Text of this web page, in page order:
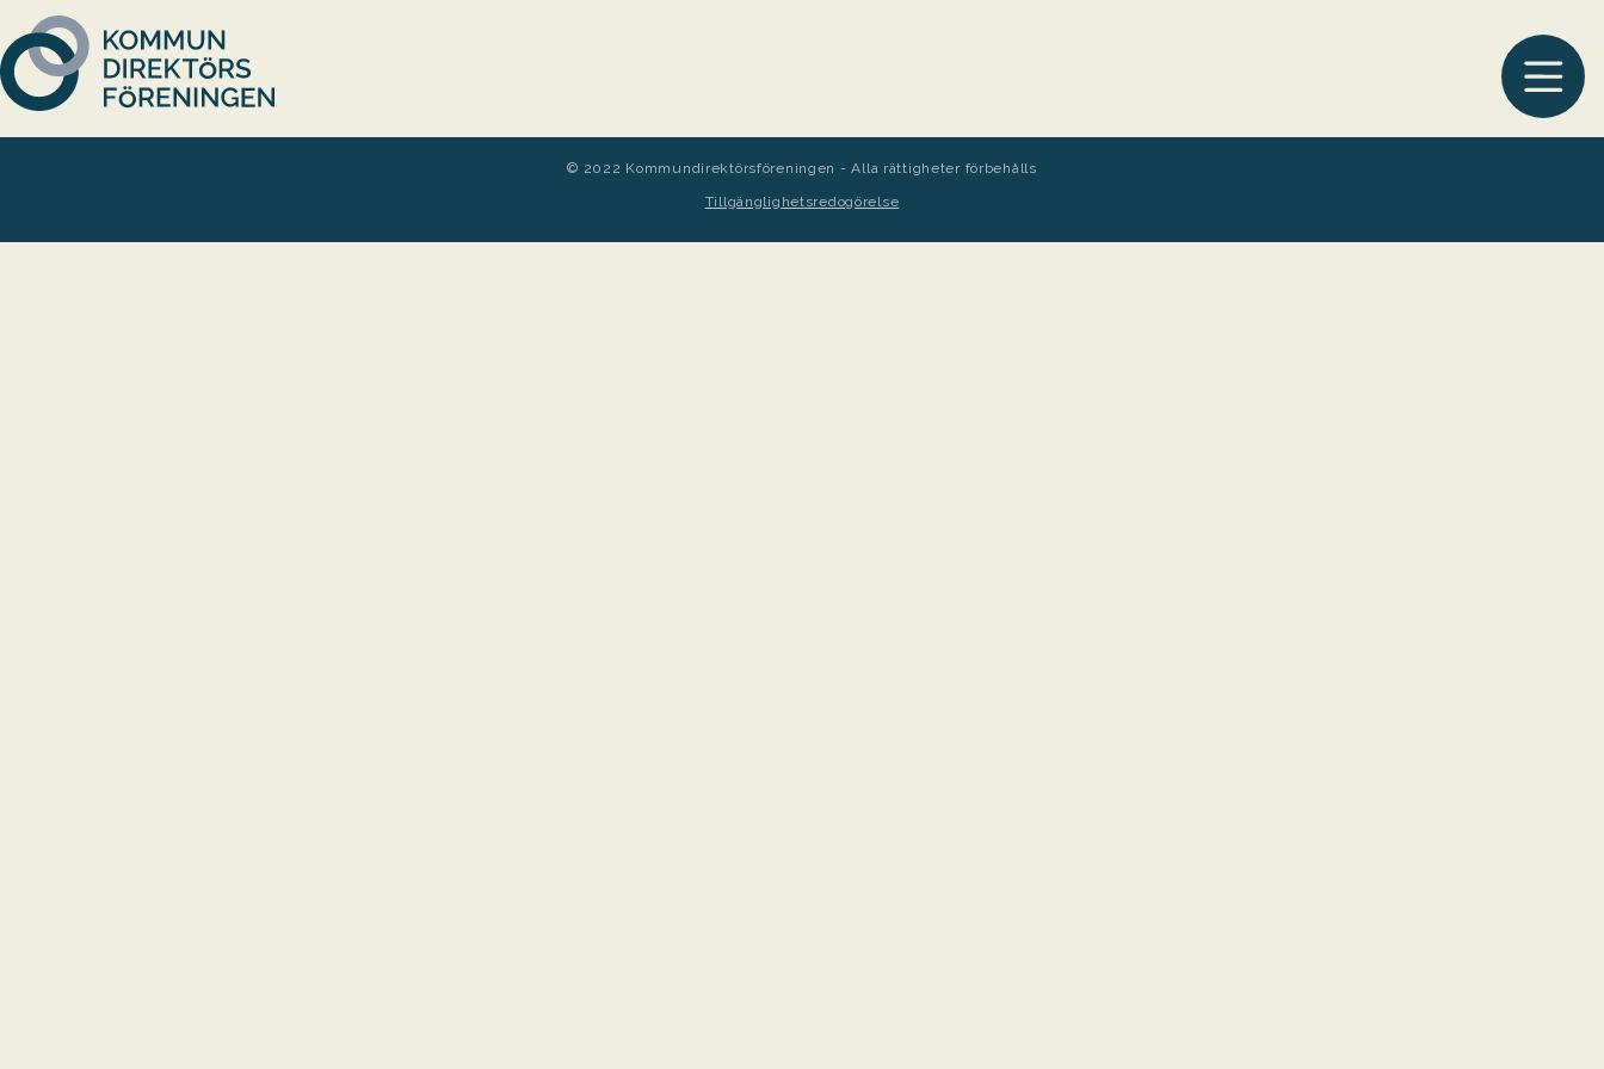
© 2022 Kommundirektörsföreningen - Alla rättigheter förbehålls
Tillgänglighetsredogörelse